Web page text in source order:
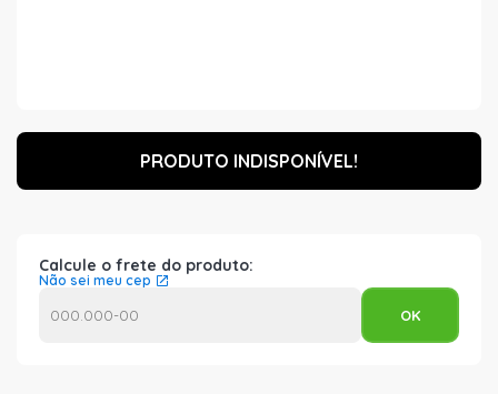
PRODUTO INDISPONÍVEL!
Calcule o frete do produto:
Não sei meu cep